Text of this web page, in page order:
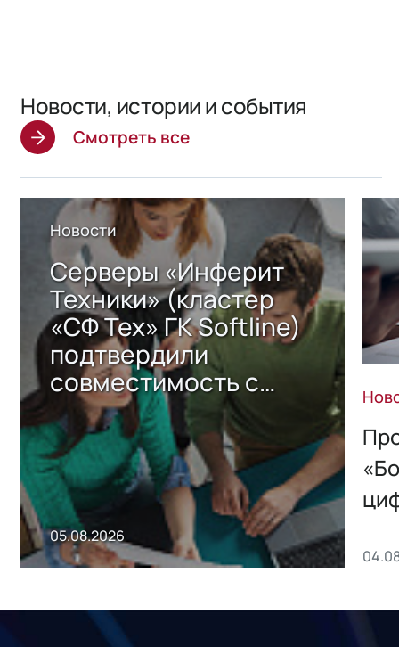
Новости, истории и события
Смотреть все
Новости
Серверы «Инферит
Техники» (кластер
«СФ Тех» ГК Softline)
подтвердили
совместимость с
решением Sharx
Storage 2.x для
хранения данных
05.08.2026